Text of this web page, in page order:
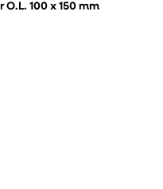
100 x 150 mm